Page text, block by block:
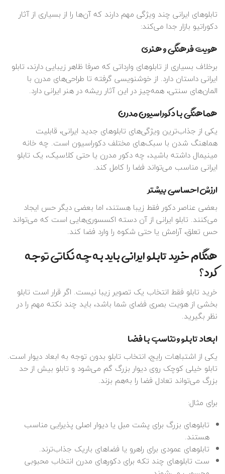
تابلوهای ایرانی چند ویژگی مهم دارند که آن‌ها را از بسیاری از آثار
دکوراتیو بازار جدا می‌کند:
هویت فرهنگی و هنری
برخلاف بسیاری از تابلوهای وارداتی که صرفا ظاهر زیبایی دارند، تابلو
ایرانی داستان دارد. از خوشنویسی گرفته تا طراحی‌های مدرن با
المان‌های سنتی، همه‌چیز در این آثار ریشه در هنر ایرانی دارد.
هماهنگی با دکوراسیون مدرن
یکی از جذاب‌ترین ویژگی‌های تابلوهای جدید ایرانی، قابلیت
هماهنگ شدن با سبک‌های مختلف دکوراسیون است. چه خانه
مینیمال داشته باشید، چه دکور مدرن یا حتی کلاسیک، یک تابلو
ایرانی مناسب می‌تواند فضا را کامل کند.
ارزش احساسی بیشتر
بعضی عناصر دکور فقط زیبا هستند، اما بعضی دیگر حس ایجاد
می‌کنند. تابلو ایرانی از آن دسته اکسسوری‌هایی است که می‌تواند
حس تعلق، آرامش یا حتی شکوه را وارد فضا کند.
هنگام خرید تابلو ایرانی باید به چه نکاتی توجه
کرد؟
خرید تابلو فقط انتخاب یک تصویر زیبا نیست. اگر قرار است تابلو
بخشی از هویت بصری فضای شما باشد، باید چند نکته مهم را در
نظر بگیرید.
ابعاد تابلو و تناسب با فضا
یکی از اشتباهات رایج، انتخاب تابلو بدون توجه به ابعاد دیوار است.
تابلو خیلی کوچک روی دیوار بزرگ گم می‌شود و تابلو بیش از حد
بزرگ می‌تواند تعادل فضا را به‌هم بزند.
برای مثال:
تابلوهای بزرگ برای پشت مبل یا دیوار اصلی پذیرایی مناسب
هستند.
تابلوهای عمودی برای راهرو یا فضاهای باریک جذاب‌ترند.
ست تابلوهای چند تکه برای دکورهای مدرن انتخاب محبوبی